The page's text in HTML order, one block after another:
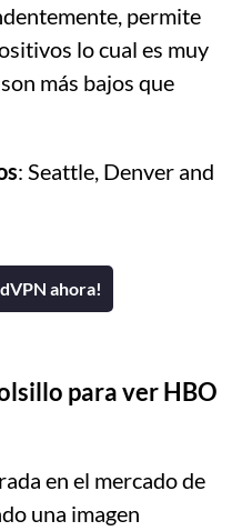
permite
lo cual es muy
más bajos que
: Seattle, Denver and
ahora!
para ver HBO
en el mercado de
una imagen